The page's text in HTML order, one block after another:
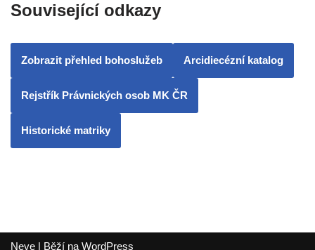
Související odkazy
Zobrazit přehled bohoslužeb Arcidiecézní katalog
Rejstřík Právnických osob MK ČR
Historické matriky
Neve | Běží na WordPress